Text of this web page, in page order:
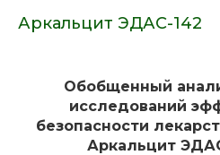
Аркальцит ЭДАС-142
Обобщенный
исследований
безопасности
Аркальцит